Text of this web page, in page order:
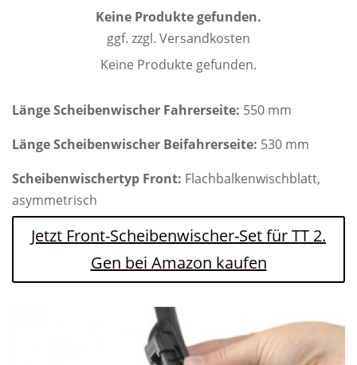
Keine Produkte gefunden.
ggf. zzgl. Versandkosten
Keine Produkte gefunden.
Länge Scheibenwischer Fahrerseite: 550 mm
Länge Scheibenwischer Beifahrerseite: 530 mm
Scheibenwischertyp Front: Flachbalkenwischblatt,
asymmetrisch
Jetzt Front-Scheibenwischer-Set für TT 2.
Gen bei Amazon kaufen